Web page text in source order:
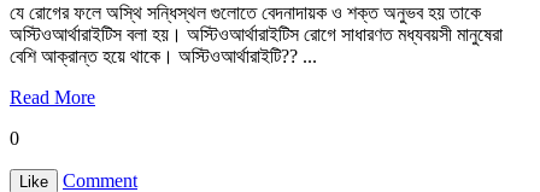
যে রোগের ফলে অস্থি সন্ধিস্থল গুলোতে বেদনাদায়ক ও শক্ত অনুভব হয় তাকে
অস্টিওআর্থারাইটিস বলা হয়। অস্টিওআর্থারাইটিস রোগে সাধারণত মধ্যবয়সী মানুষেরা
বেশি আক্রান্ত হয়ে থাকে। অস্টিওআর্থারাইটি?? ...
Read More
0
Like Comment